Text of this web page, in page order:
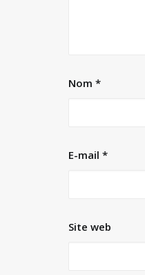
Nom *
E-mail *
Site web